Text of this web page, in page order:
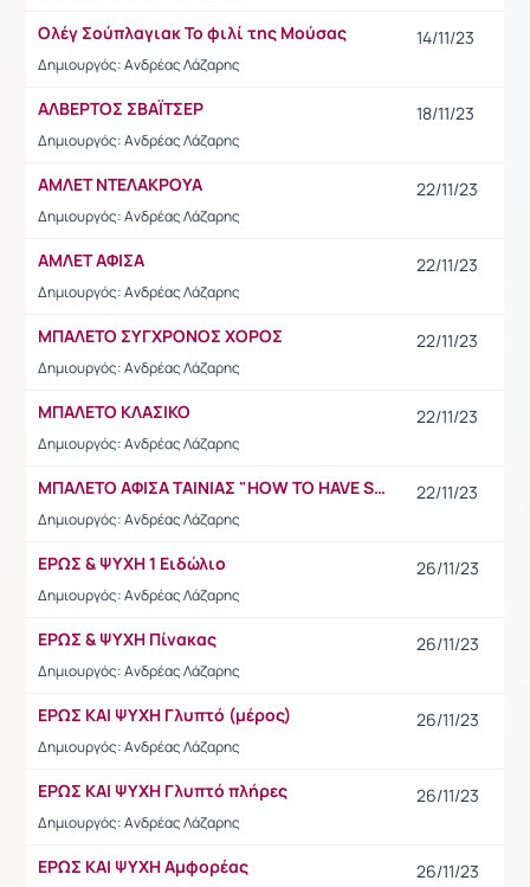
Ολέγ Σούπλαγιακ Το φιλί της Μούσας
Δημιουργός: Ανδρέας Λάζαρης
14/11/23
ΑΛΒΕΡΤΟΣ ΣΒΑΪΤΣΕΡ
Δημιουργός: Ανδρέας Λάζαρης
18/11/23
AMΛΕΤ ΝΤΕΛΑΚΡΟΥΑ
Δημιουργός: Ανδρέας Λάζαρης
22/11/23
ΑΜΛΕΤ ΑΦΙΣΑ
Δημιουργός: Ανδρέας Λάζαρης
22/11/23
ΜΠΑΛΕΤΟ ΣΥΓΧΡΟΝΟΣ ΧΟΡΟΣ
Δημιουργός: Ανδρέας Λάζαρης
22/11/23
ΜΠΑΛΕΤΟ ΚΛΑΣΙΚΟ
Δημιουργός: Ανδρέας Λάζαρης
22/11/23
ΜΠΑΛΕΤΟ ΑΦΙΣΑ ΤΑΙΝΙΑΣ "HOW TO HAVE SEX"
Δημιουργός: Ανδρέας Λάζαρης
22/11/23
ΕΡΩΣ & ΨΥΧΗ 1 Ειδώλιο
Δημιουργός: Ανδρέας Λάζαρης
26/11/23
ΕΡΩΣ & ΨΥΧΗ Πίνακας
Δημιουργός: Ανδρέας Λάζαρης
26/11/23
ΕΡΩΣ ΚΑΙ ΨΥΧΗ Γλυπτό (μέρος)
Δημιουργός: Ανδρέας Λάζαρης
26/11/23
ΕΡΩΣ ΚΑΙ ΨΥΧΗ Γλυπτό πλήρες
Δημιουργός: Ανδρέας Λάζαρης
26/11/23
ΕΡΩΣ ΚΑΙ ΨΥΧΗ Αμφορέας 26/11/23